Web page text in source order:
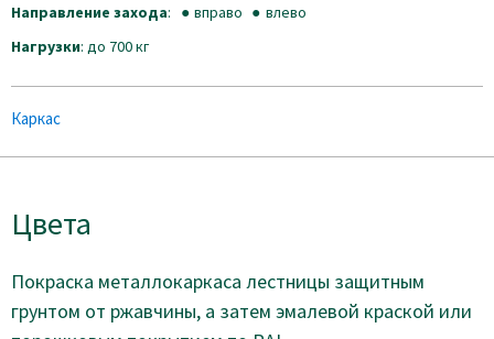
Направление захода: вправо
влево
Нагрузки: до 700 кг
Каркас
Цвета
Покраска металлокаркаса лестницы защитным
грунтом от ржавчины, а затем эмалевой краской или